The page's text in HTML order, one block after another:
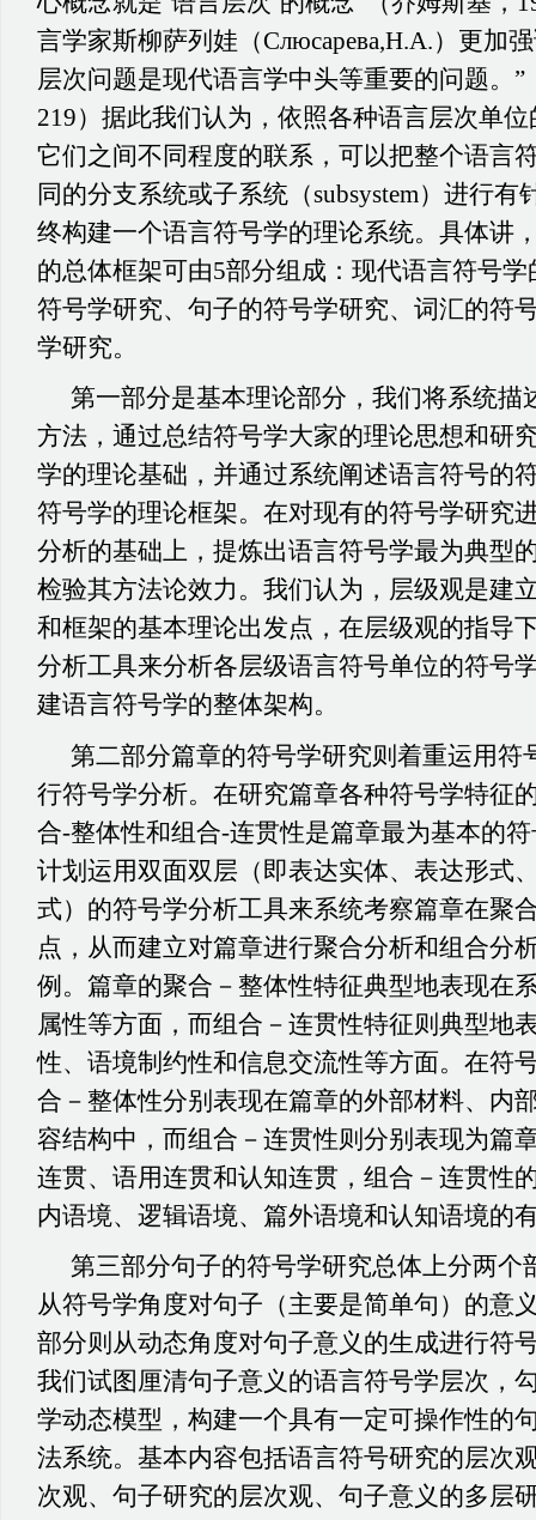
言学家斯柳萨列娃（Слюсарева,Н.А.）更加
层次问题是现代语言学中头等重要的问题。”
219）据此我们认为，依照各种语言层次单
它们之间不同程度的联系，可以把整个语言
同的分支系统或子系统（subsystem）进行
终构建一个语言符号学的理论系统。具体讲
的总体框架可由5部分组成： 现代语言符号
符号学研究、句子的符号学研究、词汇的符
学研究。
第一部分是基本理论部分，我们将系统描
方法，通过总结符号学大家的理论思想和研
学的理论基础，并通过系统阐述语言符号的
符号学的理论框架。在对现有的符号学研究
分析的基础上，提炼出语言符号学最为典型
检验其方法论效力。我们认为，层级观是建
和框架的基本理论出发点，在层级观的指导
分析工具来分析各层级语言符号单位的符号
建语言符号学的整体架构。
第二部分篇章的符号学研究则着重运用符
行符号学分析。在研究篇章各种符号学特征
合-整体性和组合-连贯性是篇章最为基本的
计划运用双面双层 （即表达实体、表达形式
式）的符号学分析工具来系统考察篇章在聚
点，从而建立对篇章进行聚合分析和组合分
例。篇章的聚合－整体性特征典型地表现在
属性等方面，而组合－连贯性特征则典型地
性、语境制约性和信息交流性等方面。在符
合－整体性分别表现在篇章的外部材料、内
容结构中，而组合－连贯性则分别表现为篇
连贯、语用连贯和认知连贯，组合－连贯性
内语境、逻辑语境、篇外语境和认知语境的
第三部分句子的符号学研究总体上分两个
从符号学角度对句子（主要是简单句）的意
部分则从动态角度对句子意义的生成进行符
我们试图厘清句子意义的语言符号学层次，
学动态模型，构建一个具有一定可操作性的
法系统。基本内容包括语言符号研究的层次
次观、句子研究的层次观、句子意义的多层